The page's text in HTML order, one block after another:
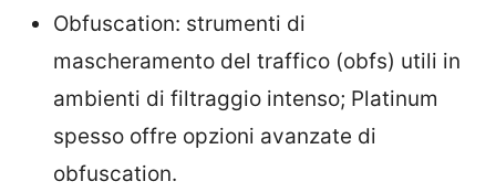
Obfuscation: strumenti di
mascheramento del traffico (obfs) utili in
ambienti di filtraggio intenso; Platinum
spesso offre opzioni avanzate di
obfuscation.